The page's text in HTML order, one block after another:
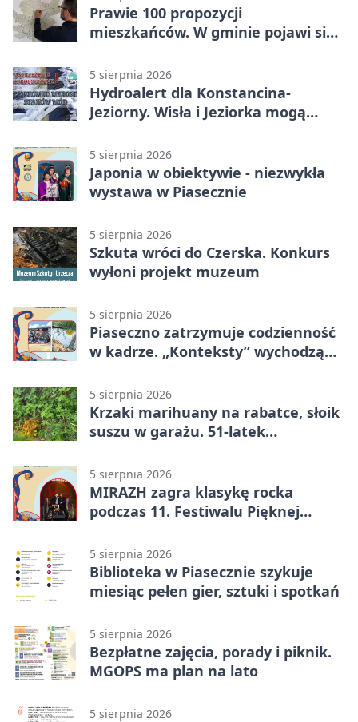
Prawie 100 propozycji
mieszkańców. W gminie pojawi się
5 sierpnia 2026
Hydroalert dla Konstancina-
Jeziorny. Wisła i Jeziorka mogą
5 sierpnia 2026
Japonia w obiektywie - niezwykła
wystawa w Piasecznie
5 sierpnia 2026
Szkuta wróci do Czerska. Konkurs
wyłoni projekt muzeum
5 sierpnia 2026
Piaseczno zatrzymuje codzienność
w kadrze. „Konteksty” wychodzą
5 sierpnia 2026
Krzaki marihuany na rabatce, słoik
suszu w garażu. 51-latek
5 sierpnia 2026
MIRAZH zagra klasykę rocka
podczas 11. Festiwalu Pięknej
5 sierpnia 2026
Biblioteka w Piasecznie szykuje
miesiąc pełen gier, sztuki i spotkań
5 sierpnia 2026
Bezpłatne zajęcia, porady i piknik.
MGOPS ma plan na lato
5 sierpnia 2026